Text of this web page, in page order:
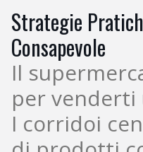
Strategie
Consapevole
Il
per venderti
I corridoi